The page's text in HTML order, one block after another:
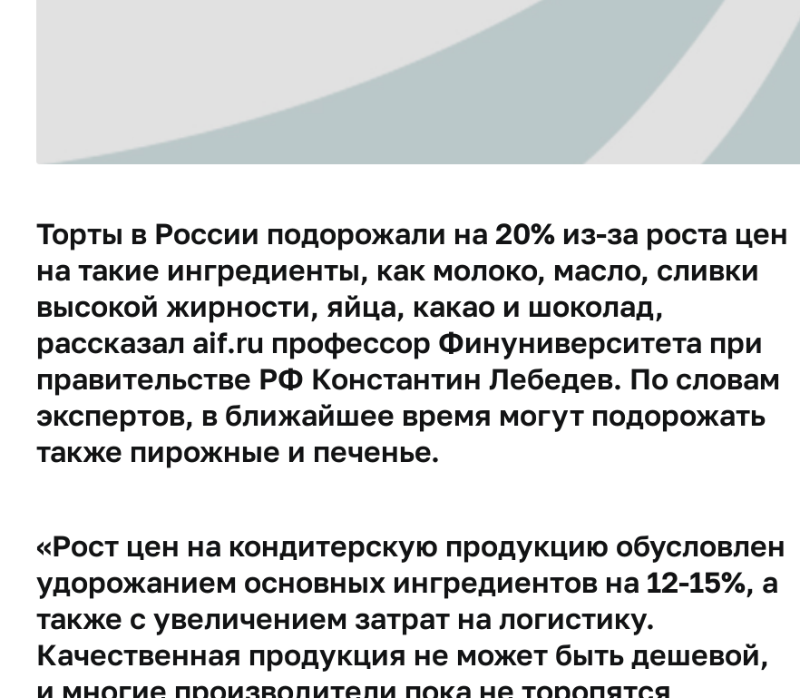
Торты в России подорожали на 20% из-за роста цен
на такие ингредиенты, как молоко, масло, сливки
высокой жирности, яйца, какао и шоколад,
рассказал aif.ru профессор Финуниверситета при
правительстве РФ Константин Лебедев. По словам
экспертов, в ближайшее время могут подорожать
также пирожные и печенье.
«Рост цен на кондитерскую продукцию обусловлен
удорожанием основных ингредиентов на 12-15%, а
также с увеличением затрат на логистику.
Качественная продукция не может быть дешевой,
и многие производители пока не торопятся